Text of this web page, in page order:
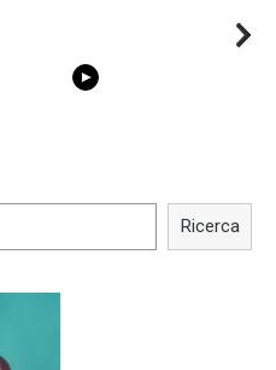
Shocking illusion - Pretty
Ricerca